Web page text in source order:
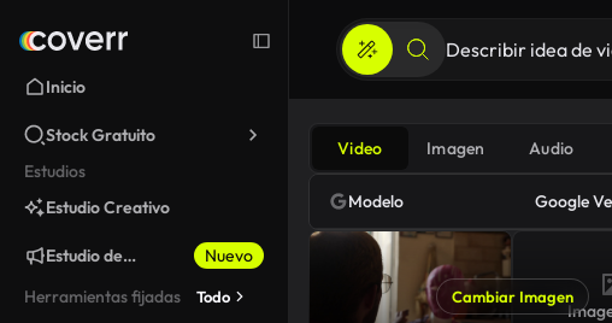
Inicio
Stock Gratuito
Estudios
Estudio Creativo
Estudio de
Nuevo
Herramientas fijadas
Todo
Video Imagen Audio
Modelo Google
Cambiar Imagen